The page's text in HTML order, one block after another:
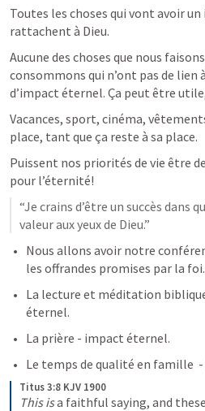
Toutes les choses qui vont avoir
rattachent à Dieu.
Aucune des choses que nous
consommons qui n’ont pas de lien
d’impact éternel. Ça peut être utile,
Vacances, sport, cinéma,
place, tant que ça reste à sa place.
Puissent nos priorités de vie être
pour l’éternité!
“Je crains d’être un succès dans
valeur aux yeux de Dieu.”
Nous allons avoir notre
les offrandes promises par la
La lecture et méditation
éternel.
La prière - impact éternel.
Le temps de qualité en famille
Titus 3:8 KJV 1900
This is a faithful saying, and